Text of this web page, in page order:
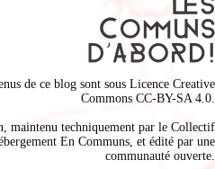
de ce blog sont sous Licence Creative
Commons CC-BY-SA 4.0
maintenu techniquement par le Collectif
En Communs , et édité par une
communauté ouverte.